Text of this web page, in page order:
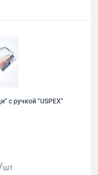
с ручкой "USPEХ"
шт